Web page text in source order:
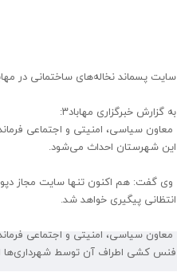
سایت پسماند نخاله‌های ساختمانی در
به گزارش خبرگزاری مهاباد۳:
معاون سیاسی، امنیتی و اجتماعی
این شهرستان احداث می‌شود.
وی گفت: هم اکنون تنها سایت مجاز
انتظانی پیگیری خواهد شد.
معاون سیاسی، امنیتی و اجتماعی
فنس کشی اطراف آن توسط شهرداری‌ها این ۲ شهرستان در جال انجام است و انتظار داریم تا پایان نسبت به راه اندازی کامل